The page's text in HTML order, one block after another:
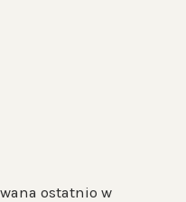
ostatnio w